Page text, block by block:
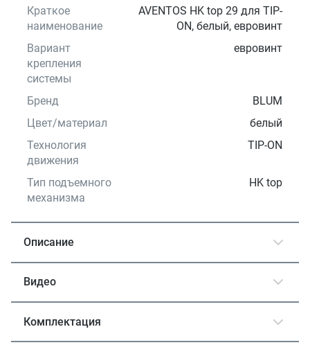
Краткое
наименование
AVENTOS HK top 29 для TIP-
ON, белый, евровинт
Вариант
крепления
системы
евровинт
Бренд
BLUM
Цвет/материал
белый
Технология
движения
TIP-ON
Тип подъемного
механизма
HK top
Описание
Видео
Комплектация